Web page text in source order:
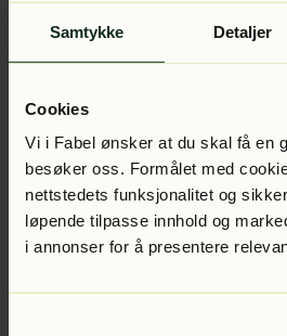
Samtykke Detaljer
Cookies
Vi i Fabel ønsker at du skal få en
besøker oss. Formålet med
nettstedets funksjonalitet og
løpende tilpasse innhold og
i annonser for å presentere